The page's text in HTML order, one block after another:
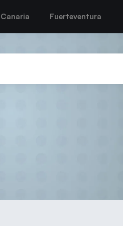
Fuerteventura
AL CB